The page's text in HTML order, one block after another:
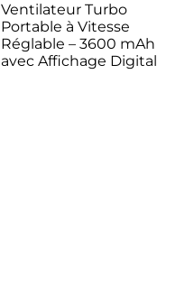
Ventilateur Turbo
Portable à Vitesse
Réglable – 3600 mAh
avec Affichage Digital